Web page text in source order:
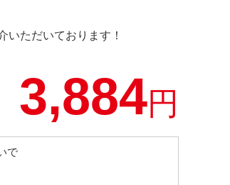
いただいております！
3,884円
で